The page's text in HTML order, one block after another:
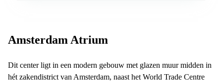
Amsterdam Atrium
Dit center ligt in een modern gebouw met glazen muur midden in
hét zakendistrict van Amsterdam, naast het World Trade Centre